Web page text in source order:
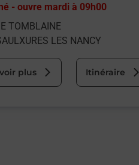
- ouvre mardi à 09h00
TOMBLAINE
LES NANCY
plus Itinéraire